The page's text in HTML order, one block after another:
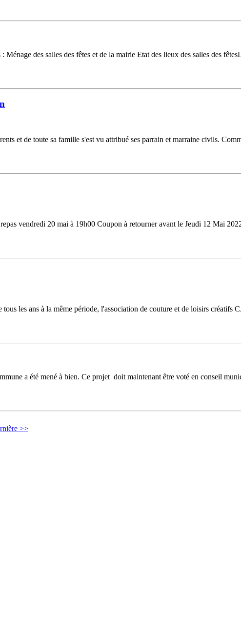
des salles des fêtes et de la mairie Etat des lieux des salles des
et de toute sa famille s'est vu attribué ses parrain et marraine civils.
vendredi 20 mai à 19h00 Coupon à retourner avant le Jeudi 12 Mai
les ans à la même période, l'association de couture et de loisirs créatifs
a été mené à bien. Ce projet doit maintenant être voté en conseil
>>